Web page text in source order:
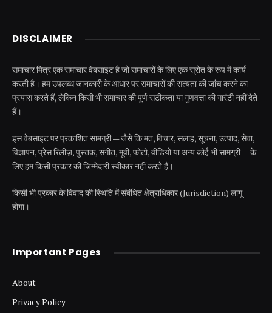
DISCLAIMER
समाचार मित्र एक समाचार वेबसाइट है जो समाचारों के लिए एक स्रोत के रूप में कार्य
करती है। हम उपलब्ध जानकारी के आधार पर समाचारों की सत्यता की जांच करने का
प्रयास करते हैं, लेकिन किसी भी समाचार की पूर्ण सटीकता या गुणवत्ता की गारंटी नहीं देते
हैं।
इस वेबसाइट पर प्रकाशित सामग्री — जैसे कि मत, विचार, सलाह, सूचना, उत्पाद, सेवा,
विज्ञापन, प्रेस रिलीज़, पुस्तक, संगीत, मूवी, फोटो, वीडियो या अन्य कोई भी सामग्री — के
लिए हम किसी प्रकार की जिम्मेदारी स्वीकार नहीं करते हैं।
किसी भी प्रकार के विवाद की स्थिति में संबंधित क्षेत्राधिकार (Jurisdiction) लागू
होगा।
Important Pages
About
Privacy Policy